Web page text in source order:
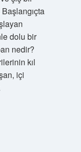
dolu bir
nedir?
kıl
içi